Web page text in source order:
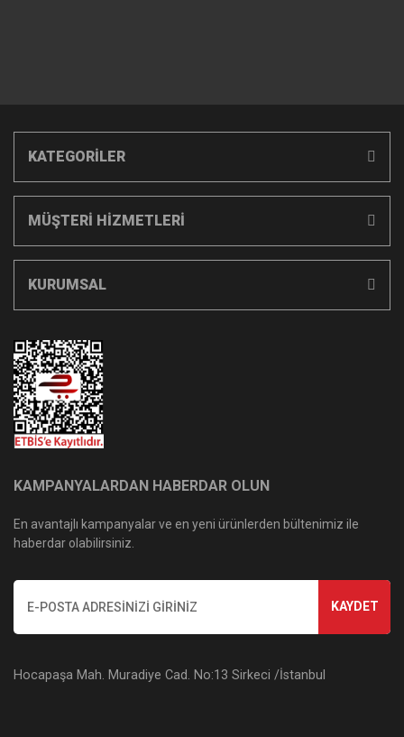
KATEGORİLER
MÜŞTERİ HİZMETLERİ
KURUMSAL
KAMPANYALARDAN HABERDAR OLUN
En avantajlı kampanyalar ve en yeni ürünlerden bültenimiz ile
haberdar olabilirsiniz.
KAYDET
Hocapaşa Mah. Muradiye Cad. No:13 Sirkeci /İstanbul